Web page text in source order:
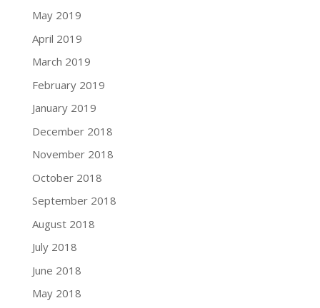
May 2019
April 2019
March 2019
February 2019
January 2019
December 2018
November 2018
October 2018
September 2018
August 2018
July 2018
June 2018
May 2018